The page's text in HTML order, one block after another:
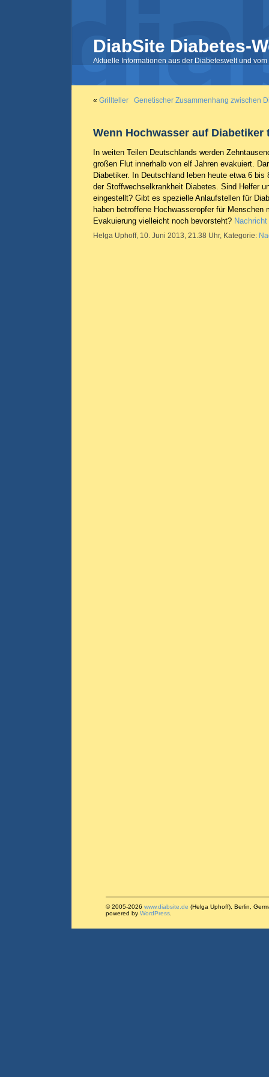
DiabSite Diabetes-
Aktuelle Informationen aus der Diabeteswelt und
« Grillteller Genetischer Zusammenhang zwischen
Wenn Hochwasser auf Diabetiker
In weiten Teilen Deutschlands werden
großen Flut innerhalb von elf Jahren evakuiert.
Diabetiker. In Deutschland leben heute etwa 6
der Stoffwechselkrankheit Diabetes. Sind Helfer
eingestellt? Gibt es spezielle Anlaufstellen für
haben betroffene Hochwasseropfer für Menschen
Evakuierung vielleicht noch bevorsteht?
Helga Uphoff, 10. Juni 2013, 21.38 Uhr, Kategorie:
© 2005-2026 www.diabsite.de (Helga Uphoff), Berlin,
powered by WordPress.